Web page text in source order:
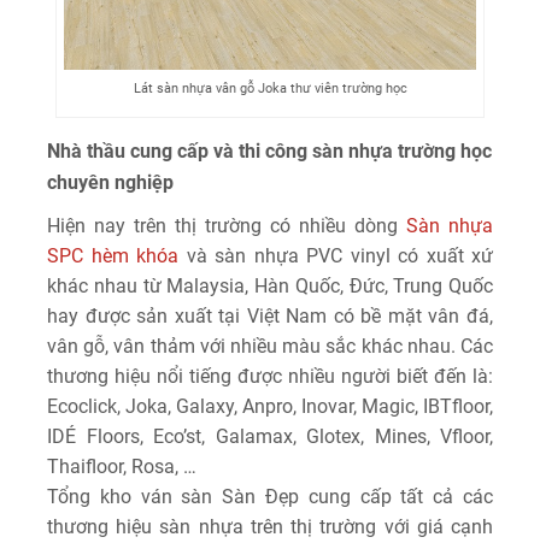
Lát sàn nhựa vân gỗ Joka thư viên trường học
Nhà thầu cung cấp và thi công sàn nhựa trường học
chuyên nghiệp
Hiện nay trên thị trường có nhiều dòng Sàn nhựa
SPC hèm khóa và sàn nhựa PVC vinyl có xuất xứ
khác nhau từ Malaysia, Hàn Quốc, Đức, Trung Quốc
hay được sản xuất tại Việt Nam có bề mặt vân đá,
vân gỗ, vân thảm với nhiều màu sắc khác nhau. Các
thương hiệu nổi tiếng được nhiều người biết đến là:
Ecoclick, Joka, Galaxy, Anpro, Inovar, Magic, IBTfloor,
IDÉ Floors, Eco’st, Galamax, Glotex, Mines, Vfloor,
Thaifloor, Rosa, …
Tổng kho ván sàn Sàn Đẹp cung cấp tất cả các
thương hiệu sàn nhựa trên thị trường với giá cạnh